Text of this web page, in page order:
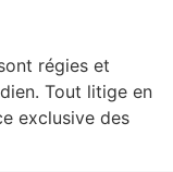
régies et
Tout litige en
exclusive des